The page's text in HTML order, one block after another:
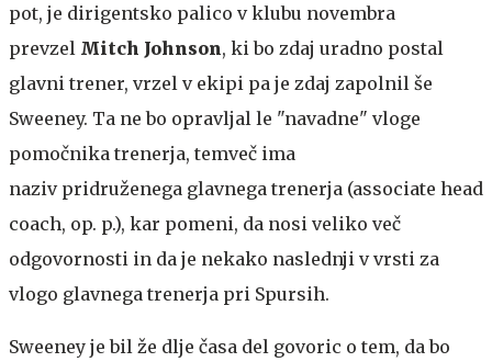
pot, je dirigentsko palico v klubu novembra
prevzel Mitch Johnson, ki bo zdaj uradno postal
glavni trener, vrzel v ekipi pa je zdaj zapolnil še
Sweeney. Ta ne bo opravljal le "navadne" vloge
pomočnika trenerja, temveč ima
naziv pridruženega glavnega trenerja (associate head
coach, op. p.), kar pomeni, da nosi veliko več
odgovornosti in da je nekako naslednji v vrsti za
vlogo glavnega trenerja pri Spursih.
Sweeney je bil že dlje časa del govoric o tem, da bo